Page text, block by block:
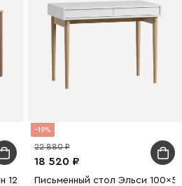
120x62 Терракотовый
19
18 520
22 880
Письменный стол Эльси